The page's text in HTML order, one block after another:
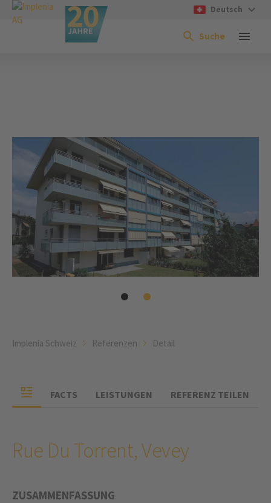
Deutsch
Suche
Implenia Schweiz Referenzen Detail
FACTS LEISTUNGEN REFERENZ TEILEN
Rue Du Torrent, Vevey
ZUSAMMENFASSUNG